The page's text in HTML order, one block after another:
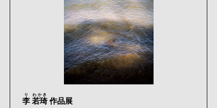
李
り
若琦
わかき
作品展